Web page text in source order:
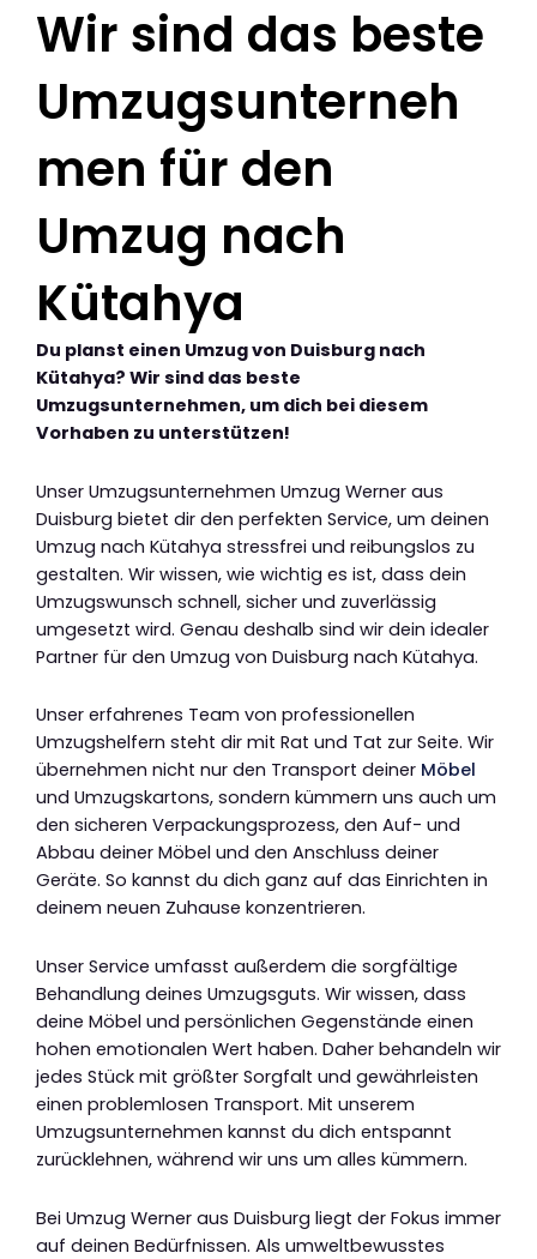
Wir sind das beste
Umzugsunterneh
men für den
Umzug nach
Kütahya
Du planst einen Umzug von Duisburg nach
Kütahya? Wir sind das beste
Umzugsunternehmen, um dich bei diesem
Vorhaben zu unterstützen!
Unser Umzugsunternehmen Umzug Werner aus
Duisburg bietet dir den perfekten Service, um deinen
Umzug nach Kütahya stressfrei und reibungslos zu
gestalten. Wir wissen, wie wichtig es ist, dass dein
Umzugswunsch schnell, sicher und zuverlässig
umgesetzt wird. Genau deshalb sind wir dein idealer
Partner für den Umzug von Duisburg nach Kütahya.
Unser erfahrenes Team von professionellen
Umzugshelfern steht dir mit Rat und Tat zur Seite. Wir
übernehmen nicht nur den Transport deiner Möbel
und Umzugskartons, sondern kümmern uns auch um
den sicheren Verpackungsprozess, den Auf- und
Abbau deiner Möbel und den Anschluss deiner
Geräte. So kannst du dich ganz auf das Einrichten in
deinem neuen Zuhause konzentrieren.
Unser Service umfasst außerdem die sorgfältige
Behandlung deines Umzugsguts. Wir wissen, dass
deine Möbel und persönlichen Gegenstände einen
hohen emotionalen Wert haben. Daher behandeln wir
jedes Stück mit größter Sorgfalt und gewährleisten
einen problemlosen Transport. Mit unserem
Umzugsunternehmen kannst du dich entspannt
zurücklehnen, während wir uns um alles kümmern.
Bei Umzug Werner aus Duisburg liegt der Fokus immer
auf deinen Bedürfnissen. Als umweltbewusstes